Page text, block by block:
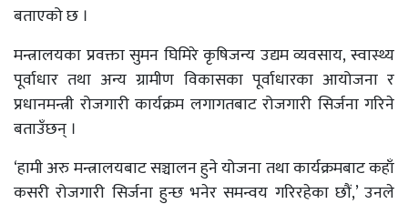
बताएको छ ।
मन्त्रालयका प्रवक्ता सुमन घिमिरे कृषिजन्य उद्यम व्यवसाय, स्वास्थ्य
पूर्वाधार तथा अन्य ग्रामीण विकासका पूर्वाधारका आयोजना र
प्रधानमन्त्री रोजगारी कार्यक्रम लगागतबाट रोजगारी सिर्जना गरिने
बताउँछन् ।
‘हामी अरु मन्त्रालयबाट सञ्चालन हुने योजना तथा कार्यक्रमबाट कहाँ
कसरी रोजगारी सिर्जना हुन्छ भनेर समन्वय गरिरहेका छौं,’ उनले